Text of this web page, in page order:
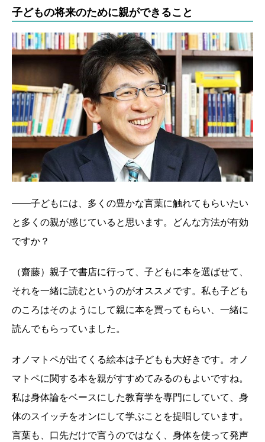
子どもの将来のために親ができること
――子どもには、多くの豊かな言葉に触れてもらいたい
と多くの親が感じていると思います。どんな方法が有効
ですか？
（齋藤）親子で書店に行って、子どもに本を選ばせて、
それを一緒に読むというのがオススメです。私も子ども
のころはそのようにして親に本を買ってもらい、一緒に
読んでもらっていました。
オノマトペが出てくる絵本は子どもも大好きです。オノ
マトペに関する本を親がすすめてみるのもよいですね。
私は身体論をベースにした教育学を専門にしていて、身
体のスイッチをオンにして学ぶことを提唱しています。
言葉も、口先だけで言うのではなく、身体を使って発声